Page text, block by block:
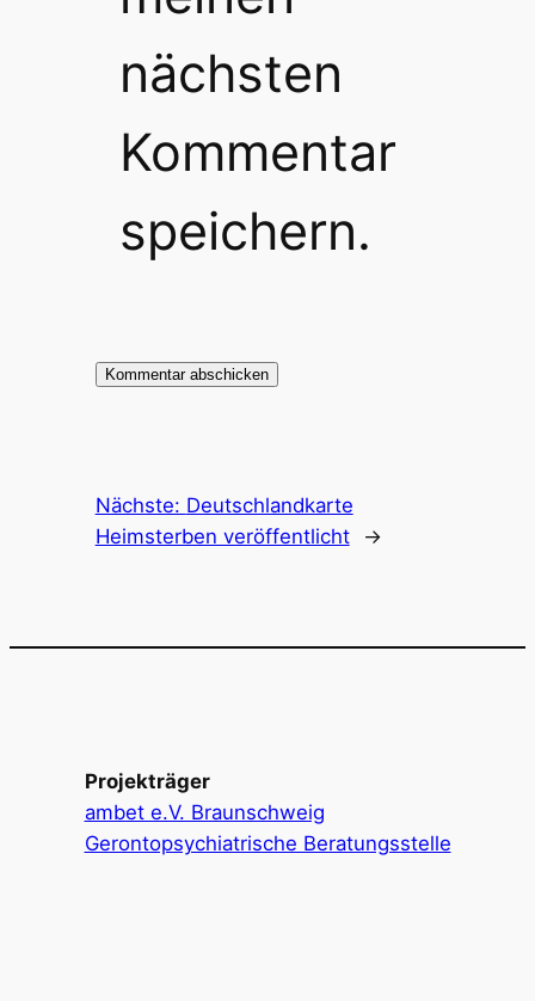
nächsten
Kommentar
speichern.
Nächste: Deutschlandkarte
Heimsterben veröffentlicht
→
Projekträger
ambet e.V. Braunschweig
Gerontopsychiatrische Beratungsstelle